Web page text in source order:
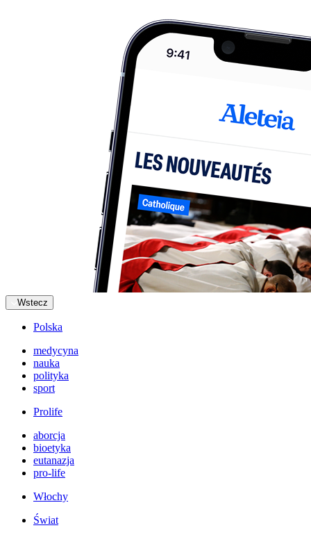
Wstecz
Polska
medycyna
nauka
polityka
sport
Prolife
aborcja
bioetyka
eutanazja
pro-life
Włochy
Świat